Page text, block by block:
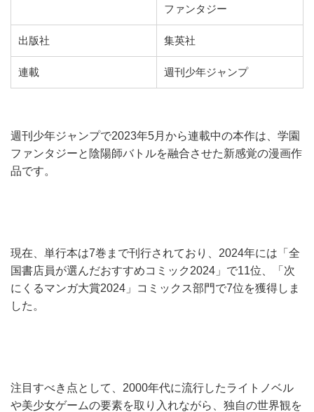
ファンタジー
出版社 集英社
連載 週刊少年ジャンプ
週刊少年ジャンプで2023年5月から連載中の本作は、学園
ファンタジーと陰陽師バトルを融合させた新感覚の漫画作
品です。
現在、単行本は7巻まで刊行されており、2024年には「全
国書店員が選んだおすすめコミック2024」で11位、「次
にくるマンガ大賞2024」コミックス部門で7位を獲得しま
した。
注目すべき点として、2000年代に流行したライトノベル
や美少女ゲームの要素を取り入れながら、独自の世界観を